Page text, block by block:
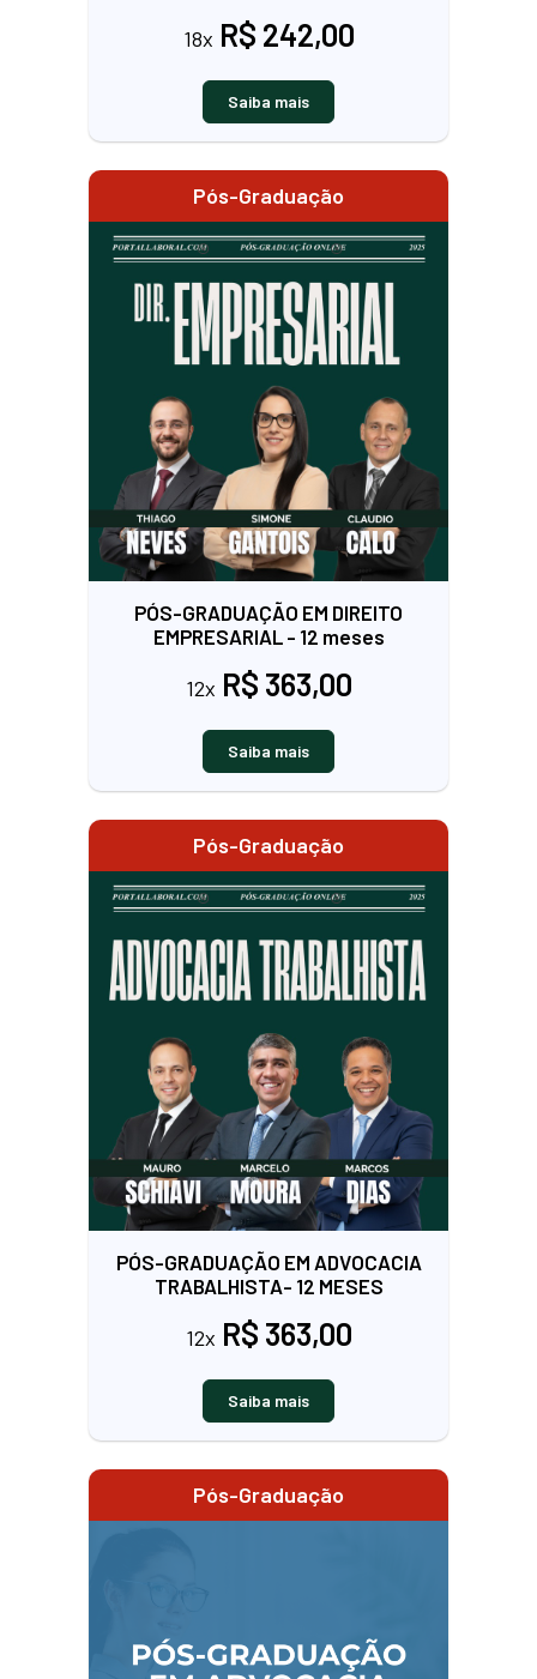
18x R$ 242,00
Saiba mais
Pós-Graduação
PÓS-GRADUAÇÃO EM DIREITO
EMPRESARIAL - 12 meses
12x R$ 363,00
Saiba mais
Pós-Graduação
PÓS-GRADUAÇÃO EM ADVOCACIA
TRABALHISTA- 12 MESES
12x R$ 363,00
Saiba mais
Pós-Graduação